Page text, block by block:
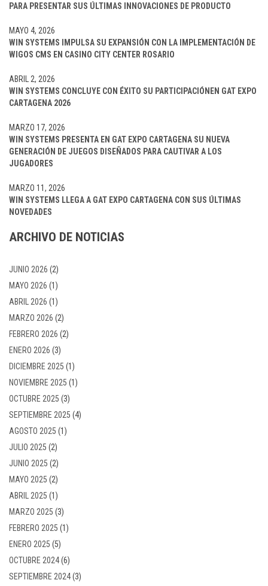
PARA PRESENTAR SUS ÚLTIMAS INNOVACIONES DE PRODUCTO
WIN SYSTEMS IMPULSA SU EXPANSIÓN CON LA IMPLEMENTACIÓN DE
WIGOS CMS EN CASINO CITY CENTER ROSARIO
MAYO 4, 2026
WIN SYSTEMS CONCLUYE CON ÉXITO SU PARTICIPACIÓNEN GAT EXPO
CARTAGENA 2026
ABRIL 2, 2026
WIN SYSTEMS PRESENTA EN GAT EXPO CARTAGENA SU NUEVA
GENERACIÓN DE JUEGOS DISEÑADOS PARA CAUTIVAR A LOS
JUGADORES
MARZO 17, 2026
WIN SYSTEMS LLEGA A GAT EXPO CARTAGENA CON SUS ÚLTIMAS
NOVEDADES
MARZO 11, 2026
ARCHIVO DE NOTICIAS
JUNIO 2026 (2)
MAYO 2026 (1)
ABRIL 2026 (1)
MARZO 2026 (2)
FEBRERO 2026 (2)
ENERO 2026 (3)
DICIEMBRE 2025 (1)
NOVIEMBRE 2025 (1)
OCTUBRE 2025 (3)
SEPTIEMBRE 2025 (4)
AGOSTO 2025 (1)
JULIO 2025 (2)
JUNIO 2025 (2)
MAYO 2025 (2)
ABRIL 2025 (1)
MARZO 2025 (3)
FEBRERO 2025 (1)
ENERO 2025 (5)
OCTUBRE 2024(6)
SEPTIEMBRE 2024(3)